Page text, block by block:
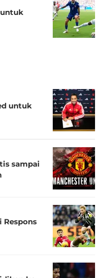
untuk
untuk
sampai
Respons